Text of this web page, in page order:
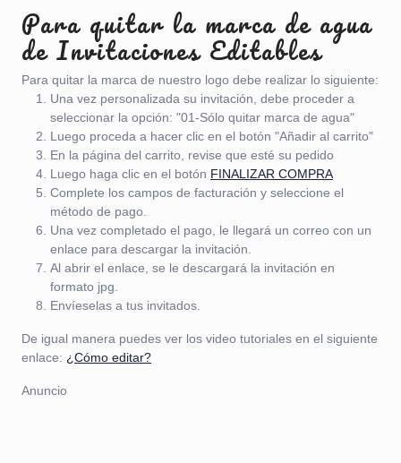
Para quitar la marca de agua
de Invitaciones Editables
Para quitar la marca de nuestro logo debe realizar lo siguiente:
Una vez personalizada su invitación, debe proceder a
seleccionar la opción: "01-Sólo quitar marca de agua"
Luego proceda a hacer clic en el botón "Añadir al carrito"
En la página del carrito, revise que esté su pedido
Luego haga clic en el botón FINALIZAR COMPRA
Complete los campos de facturación y seleccione el
método de pago.
Una vez completado el pago, le llegará un correo con un
enlace para descargar la invitación.
Al abrir el enlace, se le descargará la invitación en
formato jpg.
Envíeselas a tus invitados.
De igual manera puedes ver los video tutoriales en el siguiente
enlace: ¿Cómo editar?
Anuncio